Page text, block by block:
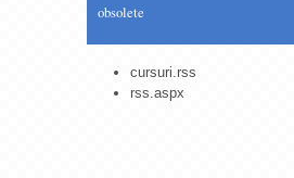
obsolete
cursuri.rss
rss.aspx